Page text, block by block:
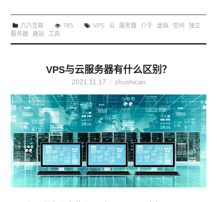
六六互联 765 VPS 云 服务器 介于 虚拟 空间
独立
服务器
建站 工具
VPS与云服务器有什么区别？
2021.11.17 zhushican